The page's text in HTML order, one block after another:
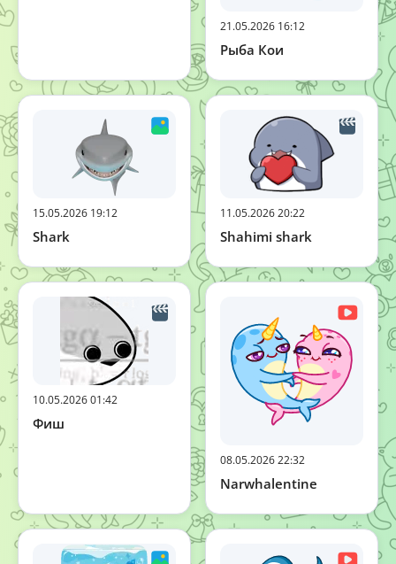
21.05.2026 16:12
Рыба Кои
15.05.2026 19:12
Shark
11.05.2026 20:22
Shahimi shark
10.05.2026 01:42
Фиш
08.05.2026 22:32
Narwhalentine